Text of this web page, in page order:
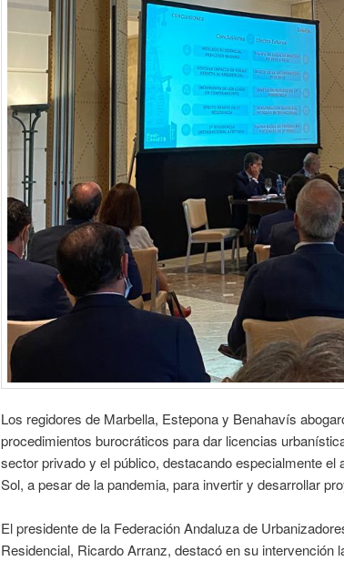
Los regidores de Marbella, Estepona y Benahavís
procedimientos burocráticos para dar licencias
sector privado y el público, destacando especialmente el
Sol, a pesar de la pandemia, para invertir y desarrollar
El presidente de la Federación Andaluza de
Residencial, Ricardo Arranz, destacó en su intervención